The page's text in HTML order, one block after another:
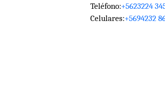
Teléfono:+5623224
Celulares:+5694232